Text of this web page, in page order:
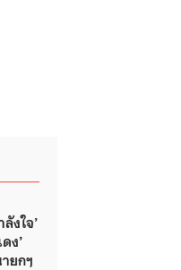
งใจ’
ง’
ยกฯ